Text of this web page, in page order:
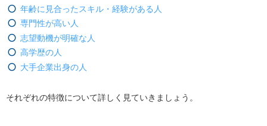
年齢に見合ったスキル・経験がある人
専門性が高い人
志望動機が明確な人
高学歴の人
大手企業出身の人
それぞれの特徴について詳しく見ていきましょう。